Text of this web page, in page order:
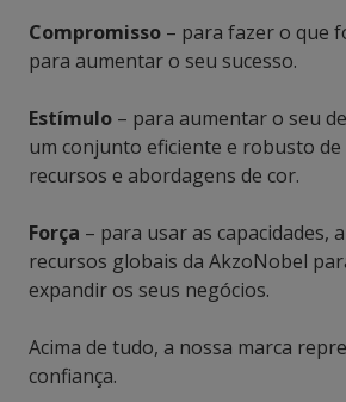
Compromisso – para fazer o que
para aumentar o seu sucesso.
Estímulo – para aumentar o seu
um conjunto eficiente e robusto
recursos e abordagens de cor.
Força – para usar as capacidades,
recursos globais da AkzoNobel
expandir os seus negócios.
Acima de tudo, a nossa marca
confiança.